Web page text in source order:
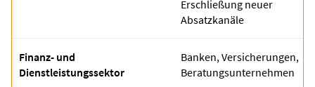
Erschließung neuer
Absatzkanäle
Finanz- und
Dienstleistungssektor
Banken, Versicherungen,
Beratungsunternehmen